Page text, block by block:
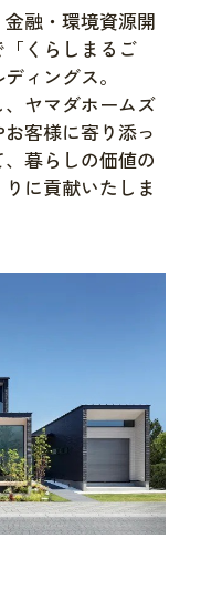
融・環境資源開
くらしまるご
ィングス。
ヤマダホームズ
客様に寄り添っ
暮らしの価値の
に貢献いたしま